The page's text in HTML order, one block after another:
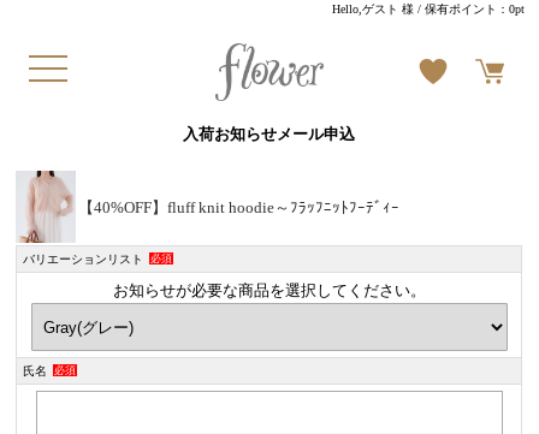
Hello,ゲスト 様 / 保有ポイント：0pt
入荷お知らせメール申込
【40%OFF】fluff knit hoodie～ﾌﾗｯﾌﾆｯﾄﾌｰﾃﾞｨｰ
バリエーションリスト 必須
お知らせが必要な商品を選択してください。
氏名 必須